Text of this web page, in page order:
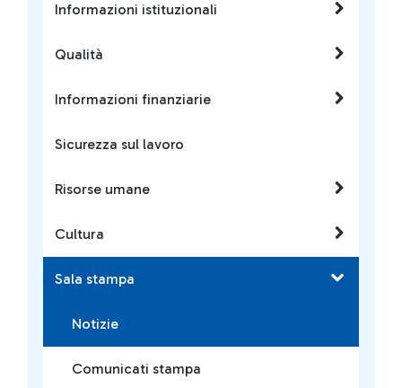
Informazioni istituzionali
Qualità
Informazioni finanziarie
Sicurezza sul lavoro
Risorse umane
Cultura
Sala stampa
Notizie
Comunicati stampa